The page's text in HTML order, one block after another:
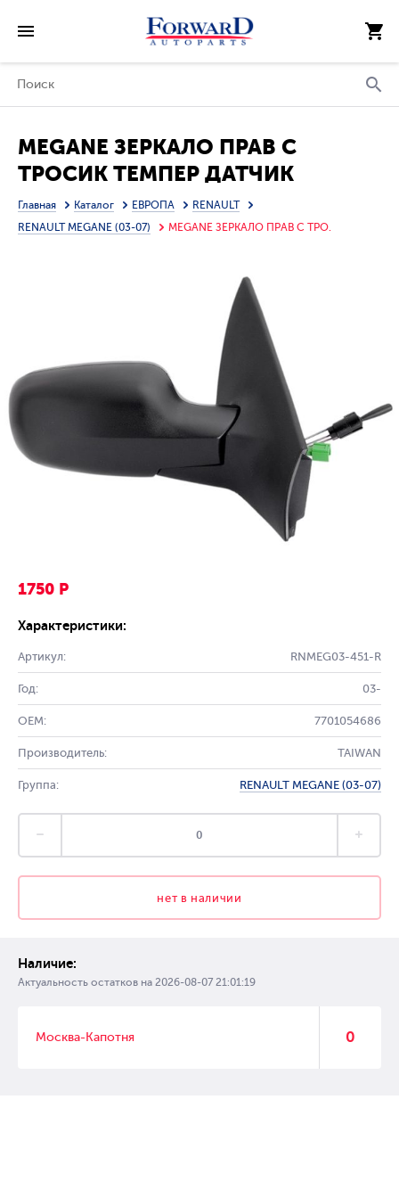
MEGANE ЗЕРКАЛО ПРАВ С
ТРОСИК ТЕМПЕР ДАТЧИК
(ТАЙВАНЬ)
Главная Каталог ЕВРОПА
RENAULT
RENAULT MEGANE (03-07)
MEGANE ЗЕРКАЛО ПРАВ С ТРО.
1750 Р
Характеристики:
Артикул: RNMEG03-451-R
Год: 03-
OEM: 7701054686
Производитель: TAIWAN
Группа: RENAULT MEGANE (03-07)
нет в наличии
Наличие:
Актуальность остатков на 2026-08-07 21:01:19
Москва-Капотня 0